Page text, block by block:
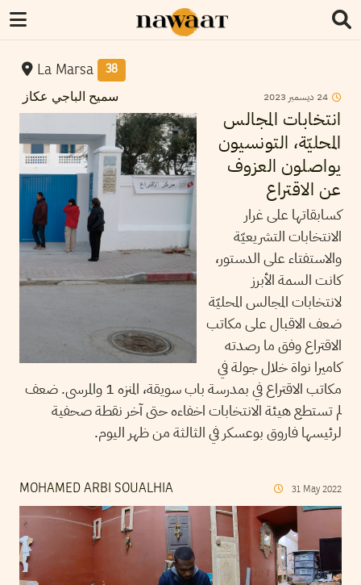
La Marsa 38
سميح الباجي عكاز 24 ديسمبر 2023
انتخابات المجالس
المحليّة، التونسيون
يواصلون العزوف
عن الاقتراع
كسابقاتها على غرار
الانتخابات التشريعيّة
والاستفتاء على الدستور،
كانت السمة الأبرز
لانتخابات المجالس المحليّة
ضعف الاقبال على مكاتب
الاقتراع وفق ما رصدته
كاميرا نواة خلال جولة في
مكاتب الاقتراع في بمدرسة باب سويقة، المنزه 1 والمرسى. ضعف
لم تستطع هيئة الانتخابات اخفاءه حتى آخر نقطة صحفية
لرئيسها فاروق بوعسكر في الثالثة من ظهر اليوم.
MOHAMED ARBI SOUALHIA 31 May 2022